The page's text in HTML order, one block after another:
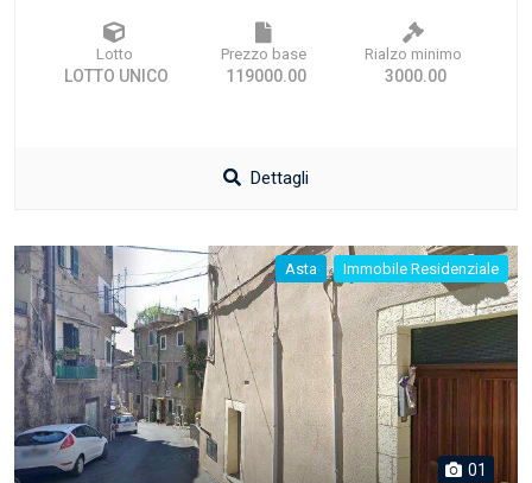
Lotto
LOTTO UNICO
Prezzo base
119000.00
Rialzo minimo
3000.00
Dettagli
Asta Immobile Residenziale
01